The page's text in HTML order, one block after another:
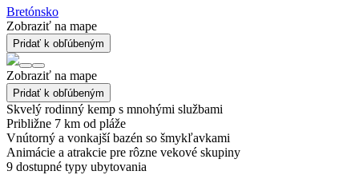
Bretónsko
Zobraziť na mape
Pridať k obľúbeným
Zobraziť na mape
Pridať k obľúbeným
Skvelý rodinný kemp s mnohými službami
Približne 7 km od pláže
Vnútorný a vonkajší bazén so šmykľavkami
Animácie a atrakcie pre rôzne vekové skupiny
9 dostupné typy ubytovania